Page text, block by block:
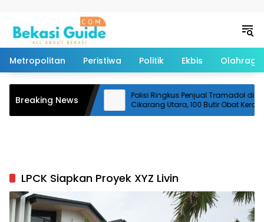
Metropolitan Peristiwa Politik Ekbis Olahraga
Breaking News
Kereta Api
Polisi Ringkus Penjual Tramadol di
Cikarang Utara, 100 Butir Obat Keras
Disita
LPCK Siapkan Proyek XYZ Livin